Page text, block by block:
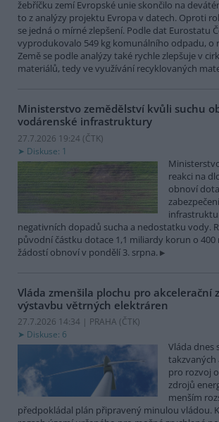
žebříčku zemí Evropské unie skončilo na
to z analýzy projektu Evropa v datech. Oproti
se jedná o mírné zlepšení. Podle dat Eurostatu
vyprodukovalo 549 kg komunálního odpadu, o
Země se podle analýzy také rychle zlepšuje v
materiálů, tedy ve využívání recyklovaných
Ministerstvo zemědělství kvůli suchu
vodárenské infrastruktury
27.7.2026 19:24 (ČTK)
Diskuse: 1
reakci na
obnoví
negativních dopadů sucha a nedostatku vody.
původní částku dotace 1,1 miliardy korun o 400
žádostí obnoví v pondělí 3. srpna.
Vláda zmenšila plochu pro akcelerační
výstavbu větrných elektráren
27.7.2026 14:34 | PRAHA (ČTK)
Diskuse: 6
Vláda dnes
takzvaných
pro rozvoj
zdrojů
menším
předpokládal plán připravený minulou vládou.